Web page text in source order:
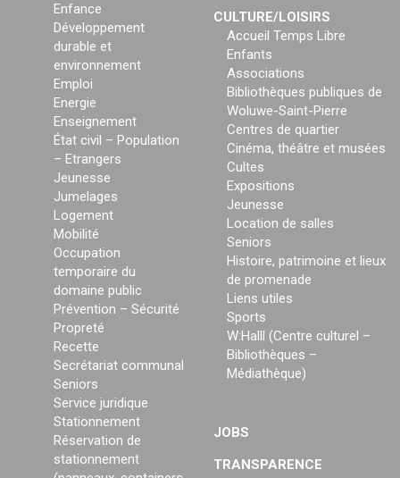
Enfance
Développement
durable et
environnement
Emploi
Energie
Enseignement
État civil – Population
– Etrangers
Jeunesse
Jumelages
Logement
Mobilité
Occupation
temporaire du
domaine public
Prévention – Sécurité
Propreté
Recette
Secrétariat communal
Seniors
Service juridique
Stationnement
Réservation de
stationnement
CULTURE/LOISIRS
Accueil Temps Libre
Enfants
Associations
Bibliothèques publiques de
Woluwe-Saint-Pierre
Centres de quartier
Cinéma, théâtre et musées
Cultes
Expositions
Jeunesse
Location de salles
Seniors
Histoire, patrimoine et lieux
de promenade
Liens utiles
Sports
W:Halll (Centre culturel –
Bibliothèques –
Médiathèque)
JOBS
TRANSPARENCE